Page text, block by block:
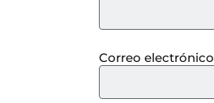
Correo electrónico